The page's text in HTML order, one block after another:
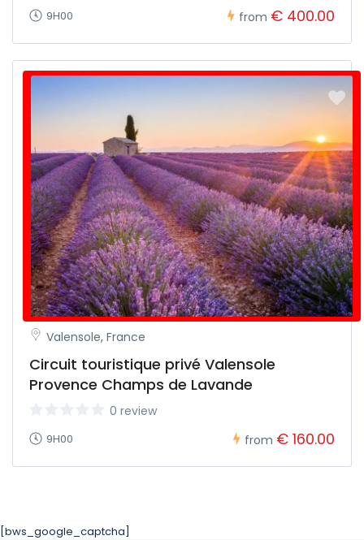
Valensole, France
Circuit touristique privé Valensole
Provence Champs de Lavande
0 review
9H00 from € 160.00
9H00 from € 400.00
[bws_google_captcha]